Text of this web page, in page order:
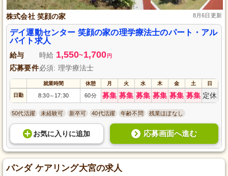
株式会社 笑顔の家 8月6日更新
デイ運動センター 笑顔の家の理学療法士のパート・アル
バイト求人
給与 時給 1,550~1,700 円
応募要件必須: 理学療法士
就業時間 休憩 月 火 水 木 金 土 日
日勤 8:30～ 17:30 60分 募集 募集 募集 募集 募集 募集 定休
50代活躍 未経験可 新卒可 40代活躍 年齢不問 残業ほぼなし
お気に入り に追加 応募画面へ進む
パンダ ケアリング大宮の求人